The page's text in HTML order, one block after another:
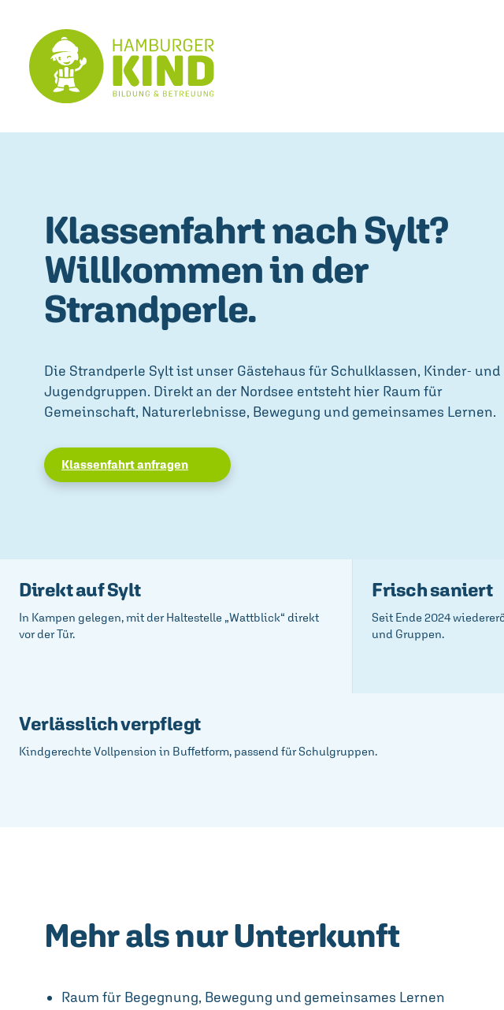
Klassenfahrt nach Sylt?
Willkommen in der
Strandperle.
Die Strandperle Sylt ist unser Gästehaus für Schulklassen, Kinder- und
Jugendgruppen. Direkt an der Nordsee entsteht hier Raum für
Gemeinschaft, Naturerlebnisse, Bewegung und gemeinsames Lernen.
Klassenfahrt anfragen
Direkt auf Sylt
In Kampen gelegen, mit der Haltestelle „Wattblick“ direkt
vor der Tür.
Frisch saniert
Seit Ende 2024
und Gruppen.
Verlässlich verpflegt
Kindgerechte Vollpension in Buffetform, passend für Schulgruppen.
Mehr als nur Unterkunft
Raum für Begegnung, Bewegung und gemeinsames Lernen